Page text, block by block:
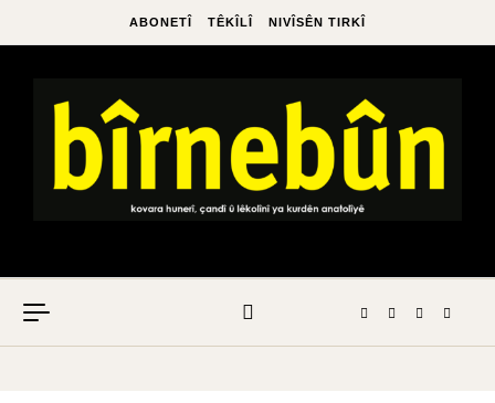
ABONETÎ TÊKÎLÎ NIVÎSÊN TIRKÎ